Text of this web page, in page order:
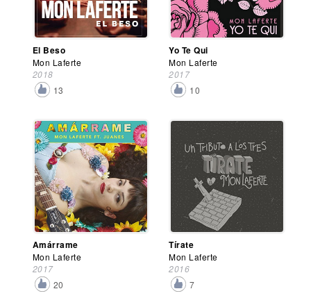
El Beso
Mon Laferte
2018
13
Yo Te Qui
Mon Laferte
2017
10
Amárrame
Mon Laferte
2017
20
Tírate
Mon Laferte
2016
7